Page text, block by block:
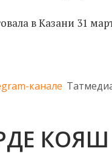
в Казани 31
канале
КОЯШ